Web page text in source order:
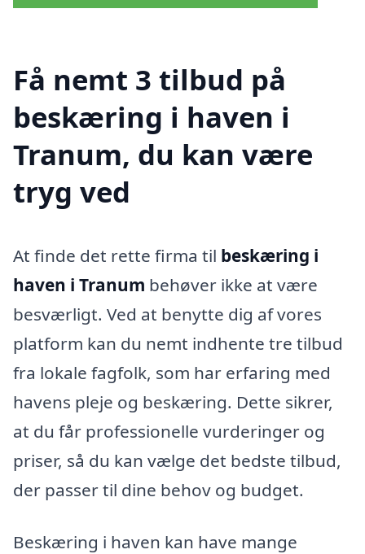
Få nemt 3 tilbud på
beskæring i haven i
Tranum, du kan være
tryg ved
At finde det rette firma til beskæring i
haven i Tranum behøver ikke at være
besværligt. Ved at benytte dig af vores
platform kan du nemt indhente tre tilbud
fra lokale fagfolk, som har erfaring med
havens pleje og beskæring. Dette sikrer,
at du får professionelle vurderinger og
priser, så du kan vælge det bedste tilbud,
der passer til dine behov og budget.
Beskæring i haven kan have mange